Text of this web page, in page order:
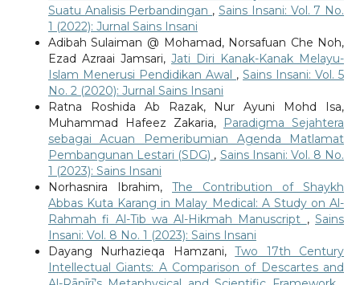
Suatu Analisis Perbandingan ,Sains Insani: Vol. 7 No.
1 (2022): Jurnal Sains Insani
Adibah Sulaiman @ Mohamad, Norsafuan Che Noh,
Ezad Azraai Jamsari, Jati Diri Kanak-Kanak Melayu-
Islam Menerusi Pendidikan Awal ,Sains Insani: Vol. 5
No. 2 (2020): Jurnal Sains Insani
Ratna Roshida Ab Razak, Nur Ayuni Mohd Isa,
Muhammad Hafeez Zakaria,
Paradigma Sejahtera
sebagai Acuan Pemeribumian Agenda Matlamat
Pembangunan Lestari (SDG) , Sains Insani: Vol. 8 No.
1 (2023): Sains Insani
Norhasnira Ibrahim, The Contribution of Shaykh
Abbas Kuta Karang in Malay Medical: A Study on Al-
Rahmah fi Al-Tib wa Al-Hikmah Manuscript ,Sains
Insani: Vol. 8 No. 1 (2023): Sains Insani
Dayang Nurhazieqa Hamzani,Two 17th Century
Intellectual Giants: A Comparison of Descartes and